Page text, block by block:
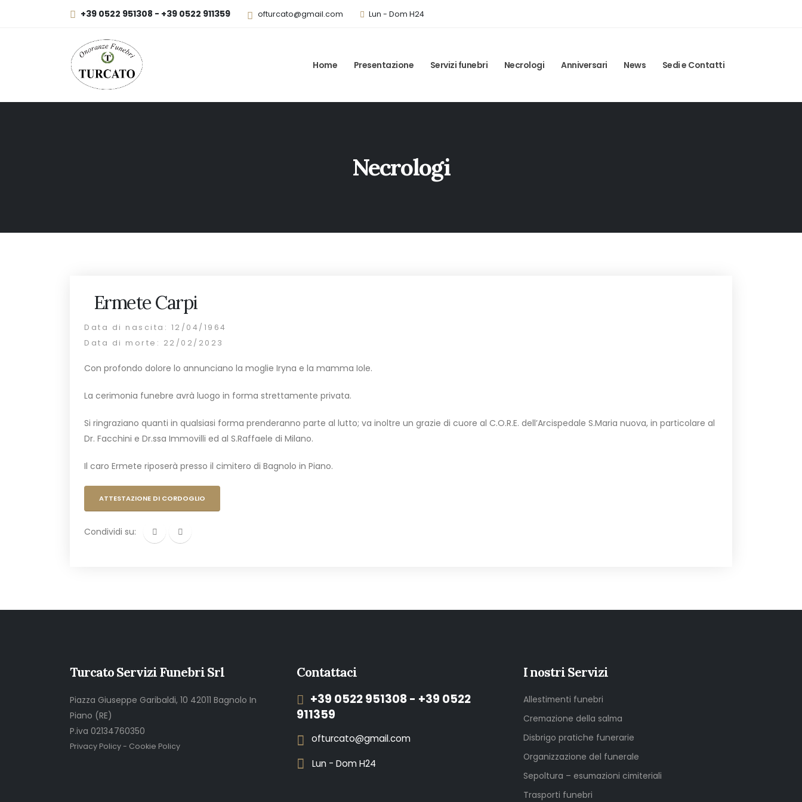
+39 0522 951308 - +39 0522 911359 ofturcato@gmail.com Lun - Dom H24
Home Presentazione Servizi funebri Necrologi Anniversari News Sedi e Contatti
Necrologi
Ermete Carpi
Data di nascita: 12/04/1964
Data di morte: 22/02/2023
Con profondo dolore lo annunciano la moglie Iryna e la mamma Iole.
La cerimonia funebre avrà luogo in forma strettamente privata.
Si ringraziano quanti in qualsiasi forma prenderanno parte al lutto; va inoltre un grazie di cuore al C.O.R.E. dell’Arcispedale S.Maria nuova, in particolare al
Dr. Facchini e Dr.ssa Immovilli ed al S.Raffaele di Milano.
Il caro Ermete riposerà presso il cimitero di Bagnolo in Piano.
ATTESTAZIONE DI CORDOGLIO
Condividi su:
Turcato Servizi Funebri Srl
Piazza Giuseppe Garibaldi, 10 42011 Bagnolo In
Piano (RE)
P.iva 02134760350
Privacy Policy- Cookie Policy
Contattaci
+39 0522 951308 - +39 0522
911359
ofturcato@gmail.com
Lun - Dom H24
I nostri Servizi
Allestimenti funebri
Cremazione della salma
Disbrigo pratiche funerarie
Organizzazione del funerale
Sepoltura – esumazioni cimiteriali
Trasporti funebri